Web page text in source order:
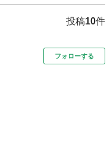
投稿10件
フォローする